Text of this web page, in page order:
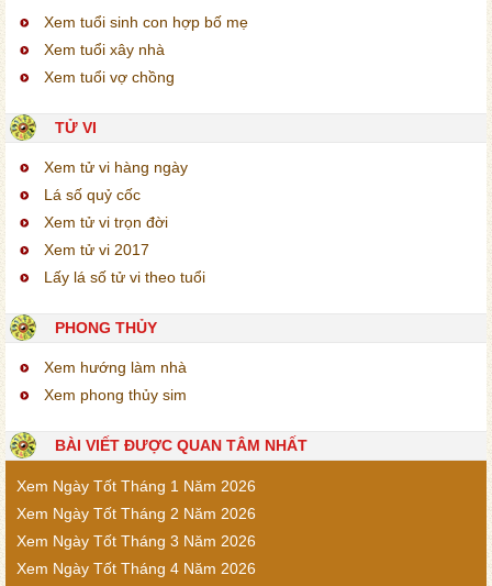
Xem tuổi sinh con hợp bố mẹ
Xem tuổi xây nhà
Xem tuổi vợ chồng
TỬ VI
Xem tử vi hàng ngày
Lá số quỷ cốc
Xem tử vi trọn đời
Xem tử vi 2017
Lấy lá số tử vi theo tuổi
PHONG THỦY
Xem hướng làm nhà
Xem phong thủy sim
BÀI VIẾT ĐƯỢC QUAN TÂM NHẤT
Xem Ngày Tốt Tháng 1 Năm 2026
Xem Ngày Tốt Tháng 2 Năm 2026
Xem Ngày Tốt Tháng 3 Năm 2026
Xem Ngày Tốt Tháng 4 Năm 2026